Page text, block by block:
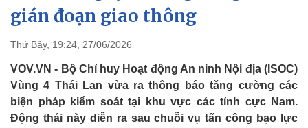
Quốc hội
Nhận diện sự thật
Giáo dục
Dấu ấn VOV
gián đoạn giao thông
Thứ Bảy, 19:24, 27/06/2026
VOV.VN - Bộ Chỉ huy Hoạt động An ninh Nội địa (ISOC)
Vùng 4 Thái Lan vừa ra thông báo tăng cường các
biện pháp kiểm soát tại khu vực các tỉnh cực Nam.
Động thái này diễn ra sau chuỗi vụ tấn công bạo lực